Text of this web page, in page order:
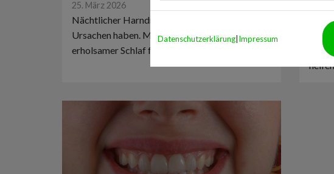
25. März 2026
Nächtlicher Harndrang kann verschiedene
Ursachen haben. Mit einfachen Tipps lässt sich
erholsamer Schlaf fördern.
Ist
klar,
Datenschutzerklärung Impressum